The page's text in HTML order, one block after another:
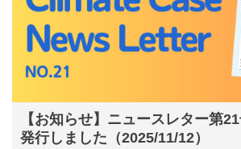
【お知らせ】ニュースレター第
発行しました（2025/11/12）